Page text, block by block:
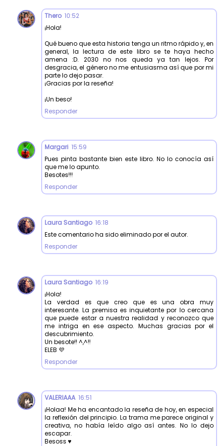
Thero 10:52
¡Hola!
Qué bueno que esta historia tenga un ritmo rápido y, en
general, la lectura de este libro se te haya hecho
amena :D. 2030 no nos queda ya tan lejos. Por
desgracia, el género no me entusiasma así que por mi
parte lo dejo pasar.
¡Gracias por la reseña!
¡Un beso!
Responder
Margari 15:59
Pues pinta bastante bien este libro. No lo conocía así
que me lo apunto.
Besotes!!!
Responder
Laura Santiago 16:18
Este comentario ha sido eliminado por el autor.
Responder
Laura Santiago 16:19
¡Hola!
La verdad es que creo que es una obra muy
interesante. La premisa es inquietante por lo cercana
que puede estar a nuestra realidad y reconozco que
me intriga en ese aspecto. Muchas gracias por el
descubrimiento.
Un besote!! ^,^!!
ELEB 💜
Responder
VALERIAAA 16:51
¡Holaa! Me ha encantado la reseña de hoy, en especial
la reflexión del principio. La trama me parece original y
creativa, no había leído algo así antes. No lo dejo
escapar.
Besoss ♥